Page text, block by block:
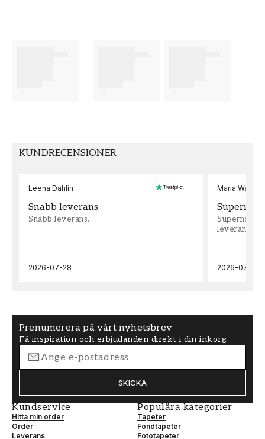
KUNDRECENSIONER
Leena Dahlin
Snabb leverans.
Snabb leverans.
2026-07-28
Maria
leveran,
2026-07-22
Prenumerera på vårt nyhetsbrev
Få inspiration och erbjudanden direkt i din inkorg
SKICKA
Kundservice
Hitta min order
Order
Leverans
Populära kategorier
Tapeter
Fondtapeter
Fototapeter